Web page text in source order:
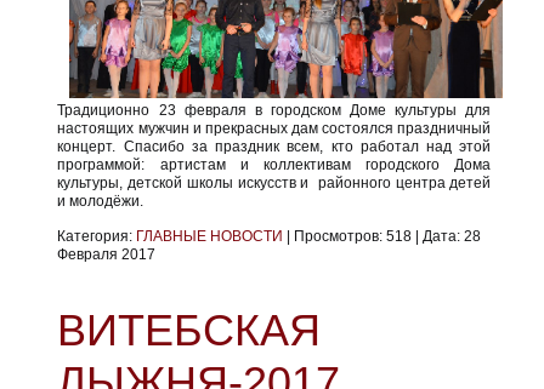
Традиционно 23 февраля в городском Доме культуры для
настоящих мужчин и прекрасных дам состоялся праздничный
концерт. Спасибо за праздник всем, кто работал над этой
программой: артистам и коллективам городского Дома
культуры, детской школы искусств и районного центра детей
и молодёжи.
Категория: ГЛАВНЫЕ НОВОСТИ Просмотров: 518 |Дата: 28
Февраля 2017
ВИТЕБСКАЯ